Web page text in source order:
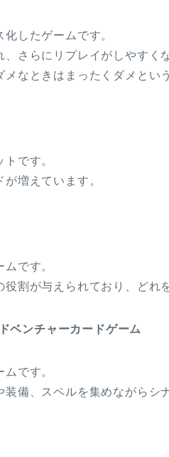
したゲームです。
さらにリプレイがしやすく
なときはまったくダメとい
です。
増えています。
です。
役割が与えられており、どれ
ベンチャーカードゲーム
です。
備、スペルを集めながらシ